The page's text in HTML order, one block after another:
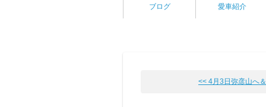
ブログ 愛車紹介
<< 4月3日弥彦山へ